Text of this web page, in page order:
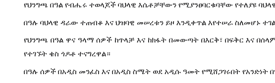
የህንግጫ በዓል የብሔሩ ተወላጆች ባህላዊ እሴቶቻቸውን የሚያንፀባርቁባቸው የተለያዩ
በዓሉ ባህላዊ ዳራው ተጠብቆ እና ህዝባዊ መሠረቱን ይዞ እንዲቀጥል እየተሠራ ስለመሆኑ
የህንግጫ በዓል ዋና ዓላማ ሰዎች ከጥላቻ እና ከክፋት በመውጣት በእርቅ፣ በፍቅር እና
የተገኙት ቄስ ጎዶቶ ተናግረዋል።
በዓሉ ሰዎች በአዲስ መንፈስ እና በአዲስ ስሜት ወደ አዲሱ ዓመት የሚሸጋገሩበት የአንድነት